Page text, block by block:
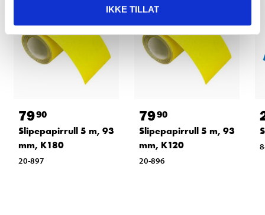
IKKE TILLAT
7990
Slipepapirrull 5 m, 93
mm, K180
20-897
7990
Slipepapirrull 5 m, 93
mm, K120
20-896